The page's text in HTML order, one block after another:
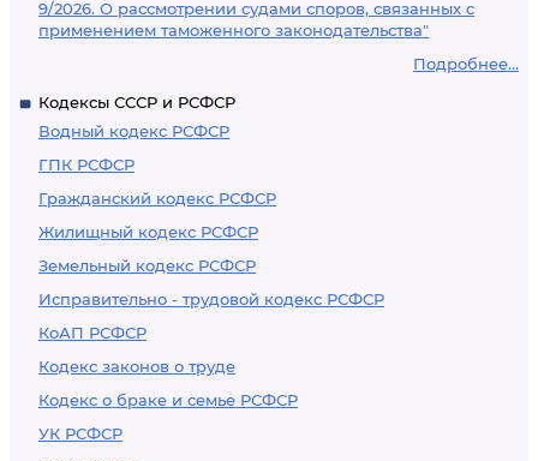
9/2026. О рассмотрении судами споров, связанных с
применением таможенного законодательства"
Подробнее...
Кодексы СССР и РСФСР
Водный кодекс РСФСР
ГПК РСФСР
Гражданский кодекс РСФСР
Жилищный кодекс РСФСР
Земельный кодекс РСФСР
Исправительно - трудовой кодекс РСФСР
КоАП РСФСР
Кодекс законов о труде
Кодекс о браке и семье РСФСР
УК РСФСР